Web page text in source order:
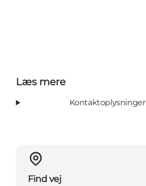
Læs mere
Kontaktoplysninger
Find vej